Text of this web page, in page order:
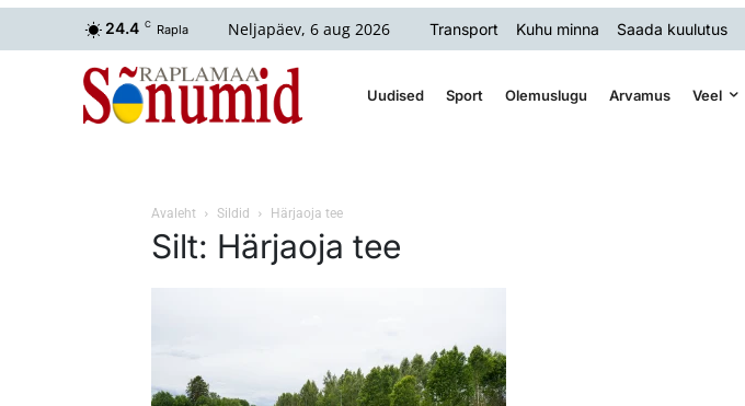
24.4 C Rapla Neljapäev, 6 aug 2026 Transport Kuhu minna Saada kuulutus
Uudised Sport Olemuslugu Arvamus Veel
Avaleht Sildid Härjaoja tee
Silt: Härjaoja tee